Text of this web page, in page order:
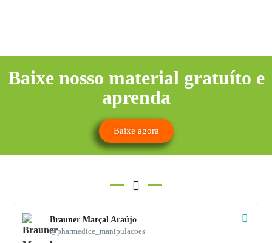
Baixe nosso material gratuíto e
aprenda
Baixe agora
Brauner Marçal Araújo
@pharmedice_manipulacoes